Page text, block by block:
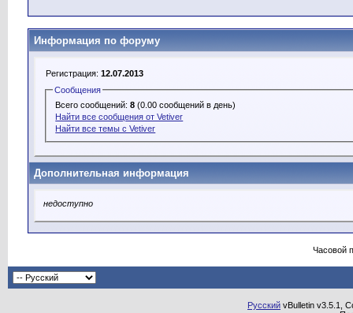
Информация по форуму
Регистрация: 12.07.2013
Сообщения
Всего сообщений:8 (0.00 сообщений в день)
Найти все сообщения от Vetiver
Найти все темы с Vetiver
Дополнительная информация
недоступно
Часовой
Русский vBulletin v3.5.1,